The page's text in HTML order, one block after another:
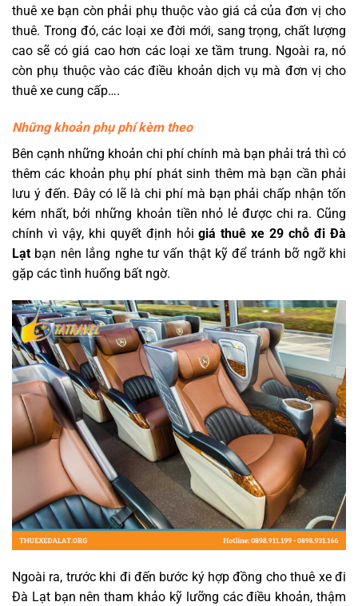
thuê xe bạn còn phải phụ thuộc vào giá cả của đơn vị cho
thuê. Trong đó, các loại xe đời mới, sang trọng, chất lượng
cao sẽ có giá cao hơn các loại xe tầm trung. Ngoài ra, nó
còn phụ thuộc vào các điều khoản dịch vụ mà đơn vị cho
thuê xe cung cấp….
Những khoản phụ phí kèm theo
Bên cạnh những khoản chi phí chính mà bạn phải trả thì có
thêm các khoản phụ phí phát sinh thêm mà bạn cần phải
lưu ý đến. Đây có lẽ là chi phí mà bạn phải chấp nhận tốn
kém nhất, bởi những khoản tiền nhỏ lẻ được chi ra. Cũng
chính vì vậy, khi quyết định hỏigiá thuê xe 29 chỗ đi Đà
Lạt bạn nên lắng nghe tư vấn thật kỹ để tránh bỡ ngỡ khi
gặp các tình huống bất ngờ.
Ngoài ra, trước khi đi đến bước ký hợp đồng cho thuê xe đi
Đà Lạt bạn nên tham khảo kỹ lưỡng các điều khoản, thậm